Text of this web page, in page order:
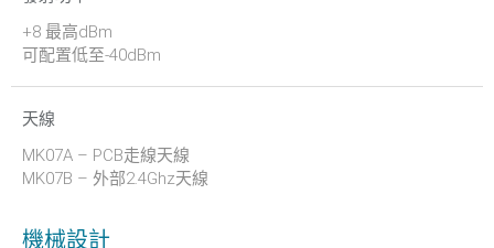
+8 最高dBm
可配置低至-40dBm
天線
MK07A – PCB走線天線
MK07B – 外部2.4Ghz天線
機械設計